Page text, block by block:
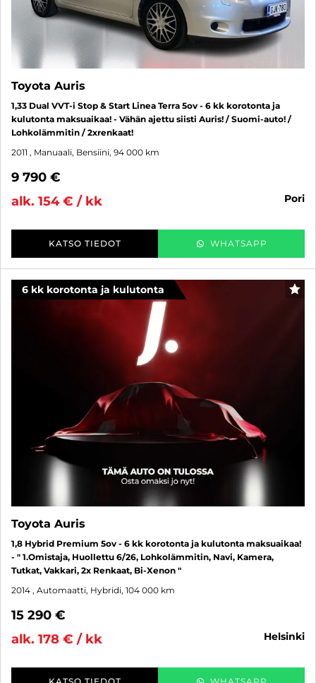
Toyota Auris
1,33 Dual VVT-i Stop & Start Linea Terra 5ov - 6 kk korotonta ja
kulutonta maksuaikaa! - Vähän ajettu siisti Auris! / Suomi-auto! /
Lohkolämmitin / 2xrenkaat!
2011 , Manuaali, Bensiini, 94 000 km
9 790 €
alk. 154 € / kk
pori
KATSO TIEDOT WHATSAPP
6 kk korotonta ja kulutonta
Toyota Auris
1,8 Hybrid Premium 5ov - 6 kk korotonta ja kulutonta maksuaikaa!
- " 1.Omistaja, Huollettu 6/26, Lohkolämmitin, Navi, Kamera,
Tutkat, Vakkari, 2x Renkaat, Bi-Xenon "
2014 , Automaatti, Hybridi, 104 000 km
15 290 €
alk. 178 € / kk
helsinki